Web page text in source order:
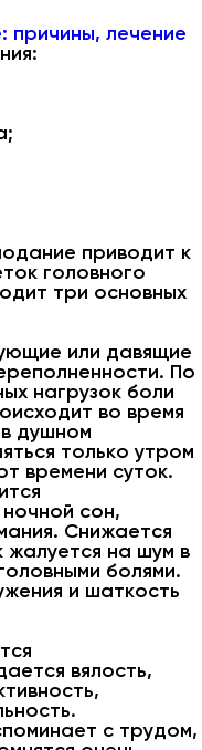
причины, лечение
приводит к
головного
три основных
или давящие
По
нагрузок боли
во время
душном
только утром
времени суток.
сон,
Снижается
на шум в
болями.
и шаткость
вялость,
с трудом,